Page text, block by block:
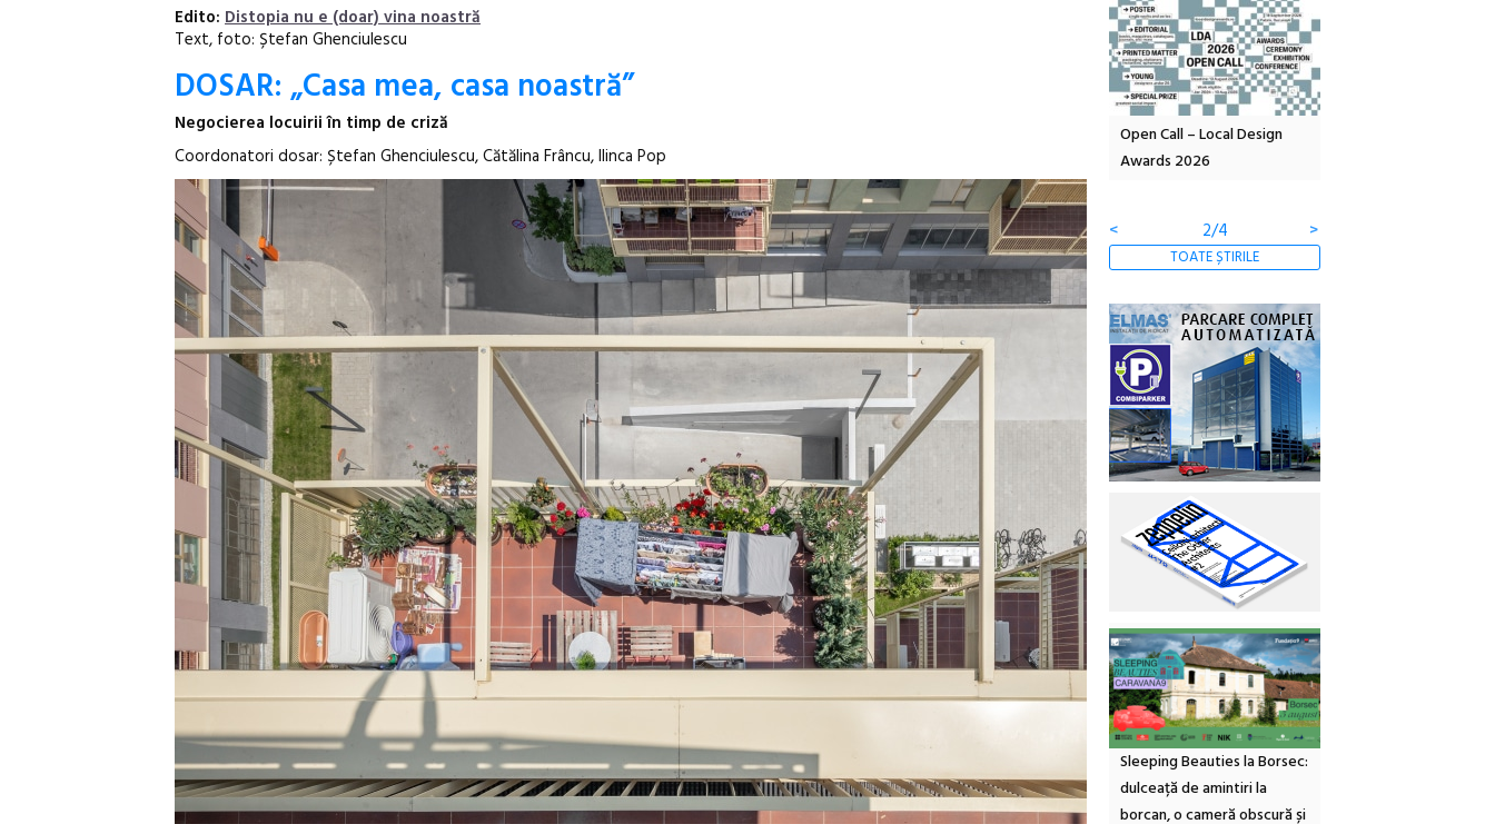
Edito: Distopia nu e (doar) vina noastră
Text, foto: Ștefan Ghenciulescu
DOSAR: „Casa mea, casa noastră”
Negocierea locuirii în timp de criză
Coordonatori dosar: Ștefan Ghenciulescu, Cătălina Frâncu, Ilinca Pop
Anuala de artă urbană
Artown NOW #5:
<
3/4 >
TOATE ȘTIRILE
Sleeping Beauties la Borsec:
dulceață de amintiri la
borcan, o cameră obscură și